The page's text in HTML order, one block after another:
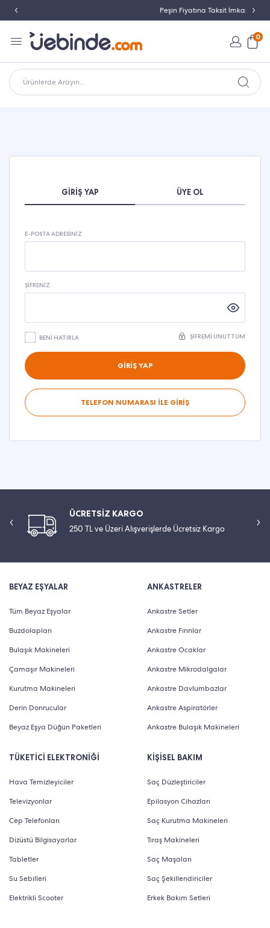
Peşin Fiyatına Taksit İmkanı
0
Ürünlerde Arayın...
GIRIŞ YAP ÜYE OL
E-POSTA ADRESINIZ
ŞIFRENIZ
BENI HATIRLA ŞIFREMI UNUTTUM
GİRİŞ YAP
TELEFON NUMARASI İLE GİRİŞ
ÜCRETSİZ KARGO
250 TL ve Üzeri Alışverişlerde Ücretsiz Kargo
BEYAZ EŞYALAR
Tüm Beyaz Eşyalar
Buzdolapları
Bulaşık Makineleri
Çamaşır Makineleri
Kurutma Makineleri
Derin Donrucular
Beyaz Eşya Düğün Paketleri
TÜKETİCİ ELEKTRONİĞİ
Hava Temizleyiciler
Televizyonlar
Cep Telefonları
Dizüstü Bilgisayarlar
Tabletler
Su Sebilleri
Elektrikli Scooter
ANKASTRELER
Ankastre Setler
Ankastre Fırınlar
Ankastre Ocaklar
Ankastre Mikrodalgalar
Ankastre Davlumbazlar
Ankastre Aspiratörler
Ankastre Bulaşık Makineleri
KİŞİSEL BAKIM
Saç Düzleştiriciler
Epilasyon Cihazları
Saç Kurutma Makineleri
Tıraş Makineleri
Saç Maşaları
Saç Şekillendiriciler
Erkek Bakım Setleri